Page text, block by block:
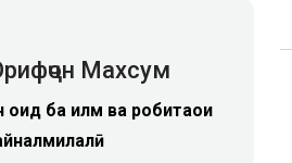
Махсум
ба илм ва робитаҳои